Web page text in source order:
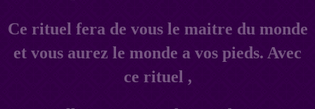
Ce rituel fera de vous le maitre du monde
et vous aurez le monde a vos pieds. Avec
ce rituel ,